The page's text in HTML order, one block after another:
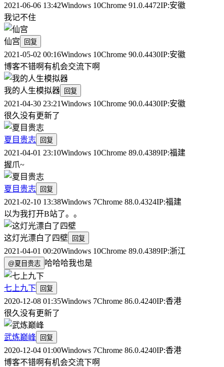
2021-06-06 13:42Windows 10Chrome 91.0.4472IP:安徽
我记不住
仙宫 回复
2021-05-02 00:16Windows 10Chrome 90.0.4430IP:安徽
博客不错啊有机会交流下啊
我的人生模拟器 回复
2021-04-30 23:21Windows 10Chrome 90.0.4430IP:安徽
很久没有更新了
夏目贵志 回复
2021-04-01 23:10Windows 10Chrome 89.0.4389IP:福建
握爪~
夏目贵志 回复
2021-02-10 13:38Windows 7Chrome 88.0.4324IP:福建
以为我打开B站了。。
这灯光漂白了四壁 回复
2021-04-01 00:20Windows 10Chrome 89.0.4389IP:浙江
@夏目贵志 哈哈哈我也是
七上九下 回复
2020-12-08 01:35Windows 7Chrome 86.0.4240IP:香港
很久没有更新了
武炼巅峰 回复
2020-12-04 01:00Windows 7Chrome 86.0.4240IP:香港
博客不错啊有机会交流下啊